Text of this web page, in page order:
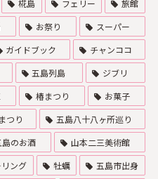
椛島 フェリー
旅館
お祭り
スーパー
ガイドブック
チャンココ
五島列島
ジブリ
椿まつり
お菓子
つり
五島八十八ヶ所巡り
島のお酒
山本二三美術館
ング 牡蠣
五島市出身